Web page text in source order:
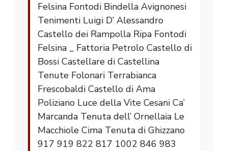
Felsina Fontodi Bindella Avignonesi
Tenimenti Luigi D’ Alessandro
Castello dei Rampolla Ripa Fontodi
Felsina _ Fattoria Petrolo Castello di
Bossi Castellare di Castellina
Tenute Folonari Terrabianca
Frescobaldi Castello di Ama
Poliziano Luce della Vite Cesani Ca’
Marcanda Tenuta dell’ Ornellaia Le
Macchiole Cima Tenuta di Ghizzano
917 919 822 817 1002 846 983